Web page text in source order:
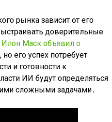
рынка зависит от его
доверительные
Илон Маск объявил о
его успех потребует
и готовности к
ИИ будут определяться
сложными задачами․